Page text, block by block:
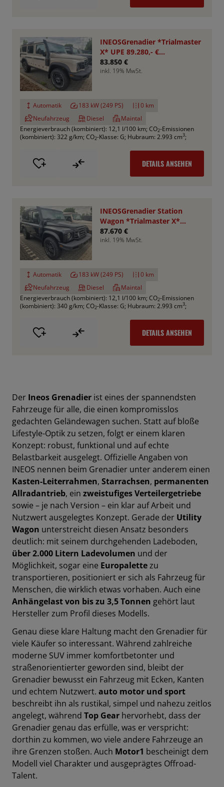
INEOSGrenadier *Trialmaster
X* UPE 89.280,- €
*Aktionspreis*
83.850 €
inkl. 19% MwSt.
Automatik 183 kW (249 PS)
0 km
Neufahrzeug
Diesel
Maintal
Energieverbrauch (kombiniert): 12,1 l/100 km; CO2-Emissionen
(kombiniert): 322 g/km; CO2-Klasse: G; Hubraum: 2.993 cm3;
DETAILS ANSEHEN
INEOSGrenadier Station
Wagon *Trialmaster X*
VA+HA Sperren
87.670 €
inkl. 19% MwSt.
Automatik 183 kW (249 PS)
0 km
Neufahrzeug
Diesel
Maintal
Energieverbrauch (kombiniert): 12,1 l/100 km; CO2-Emissionen
(kombiniert): 340 g/km; CO2-Klasse: G; Hubraum: 2.993 cm3;
DETAILS ANSEHEN
Der Ineos Grenadier ist eines der spannendsten
Fahrzeuge für alle, die einen kompromisslos
gedachten Geländewagen suchen. Statt auf bloße
Lifestyle-Optik zu setzen, folgt er einem klaren
Konzept: robust, funktional und auf echte
Belastbarkeit ausgelegt. Offizielle Angaben von
INEOS nennen beim Grenadier unter anderem einen
Kasten-Leiterrahmen, Starrachsen, permanenten
Allradantrieb, ein zweistufiges Verteilergetriebe
sowie – je nach Version – ein klar auf Arbeit und
Nutzwert ausgelegtes Konzept. Gerade der Utility
Wagon unterstreicht diesen Ansatz besonders
deutlich: mit seinem durchgehenden Ladeboden,
über 2.000 Litern Ladevolumen und der
Möglichkeit, sogar eine Europalettezu
transportieren, positioniert er sich als Fahrzeug für
Menschen, die wirklich etwas vorhaben. Auch eine
Anhängelast von bis zu 3,5 Tonnen gehört laut
Hersteller zum Profil dieses Modells.
Genau diese klare Haltung macht den Grenadier für
viele Käufer so interessant. Während zahlreiche
moderne SUV immer komfortbetonter und
straßenorientierter geworden sind, bleibt der
Grenadier bewusst ein Fahrzeug mit Ecken, Kanten
und echtem Nutzwert. auto motor und sport
beschreibt ihn als rustikal, simpel und nahezu zeitlos
angelegt, während Top Gear hervorhebt, dass der
Grenadier genau das erfülle, was er verspricht:
dorthin zu kommen, wo viele andere Fahrzeuge an
ihre Grenzen stoßen. Auch Motor1 bescheinigt dem
Modell viel Charakter und ausgeprägtes Offroad-
Talent.